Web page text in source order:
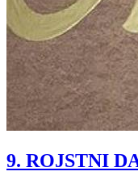
9. ROJSTNI